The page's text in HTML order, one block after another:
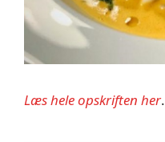
Læs hele opskriften her.